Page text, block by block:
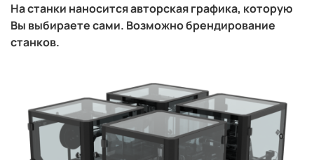
На станки наносится авторская графика, которую
Вы выбираете сами. Возможно брендирование
станков.